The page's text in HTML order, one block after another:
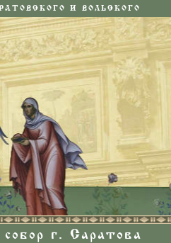
И ВОЛЬСКОГО
г. Саратова